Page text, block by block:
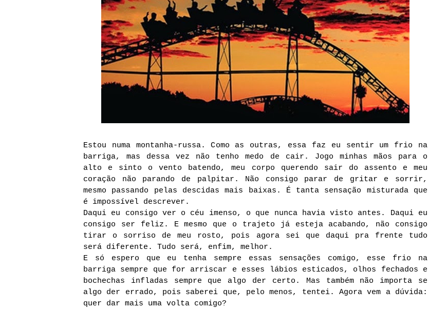
Estou numa montanha-russa. Como as outras, essa faz eu sentir um frio na
barriga, mas dessa vez não tenho medo de cair. Jogo minhas mãos para o
alto e sinto o vento batendo, meu corpo querendo sair do assento e meu
coração não parando de palpitar. Não consigo parar de gritar e sorrir,
mesmo passando pelas descidas mais baixas. É tanta sensação misturada que
é impossível descrever.
Daqui eu consigo ver o céu imenso, o que nunca havia visto antes. Daqui eu
consigo ser feliz. E mesmo que o trajeto já esteja acabando, não consigo
tirar o sorriso de meu rosto, pois agora sei que daqui pra frente tudo
será diferente. Tudo será, enfim, melhor.
E só espero que eu tenha sempre essas sensações comigo, esse frio na
barriga sempre que for arriscar e esses lábios esticados, olhos fechados e
bochechas infladas sempre que algo der certo. Mas também não importa se
algo der errado, pois saberei que, pelo menos, tentei. Agora vem a dúvida:
quer dar mais uma volta comigo?